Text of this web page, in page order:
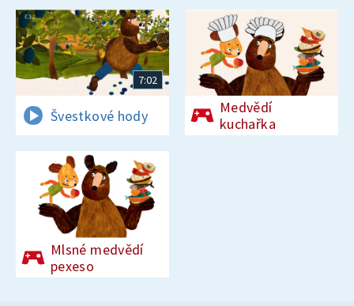
7:02
Švestkové hody
Medvědí
kuchařka
Mlsné medvědí
pexeso